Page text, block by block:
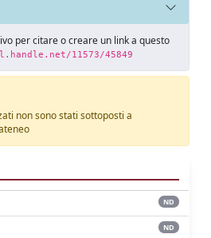
per citare o creare un link a questo
11573/45849
non sono stati sottoposti a
ND
ND